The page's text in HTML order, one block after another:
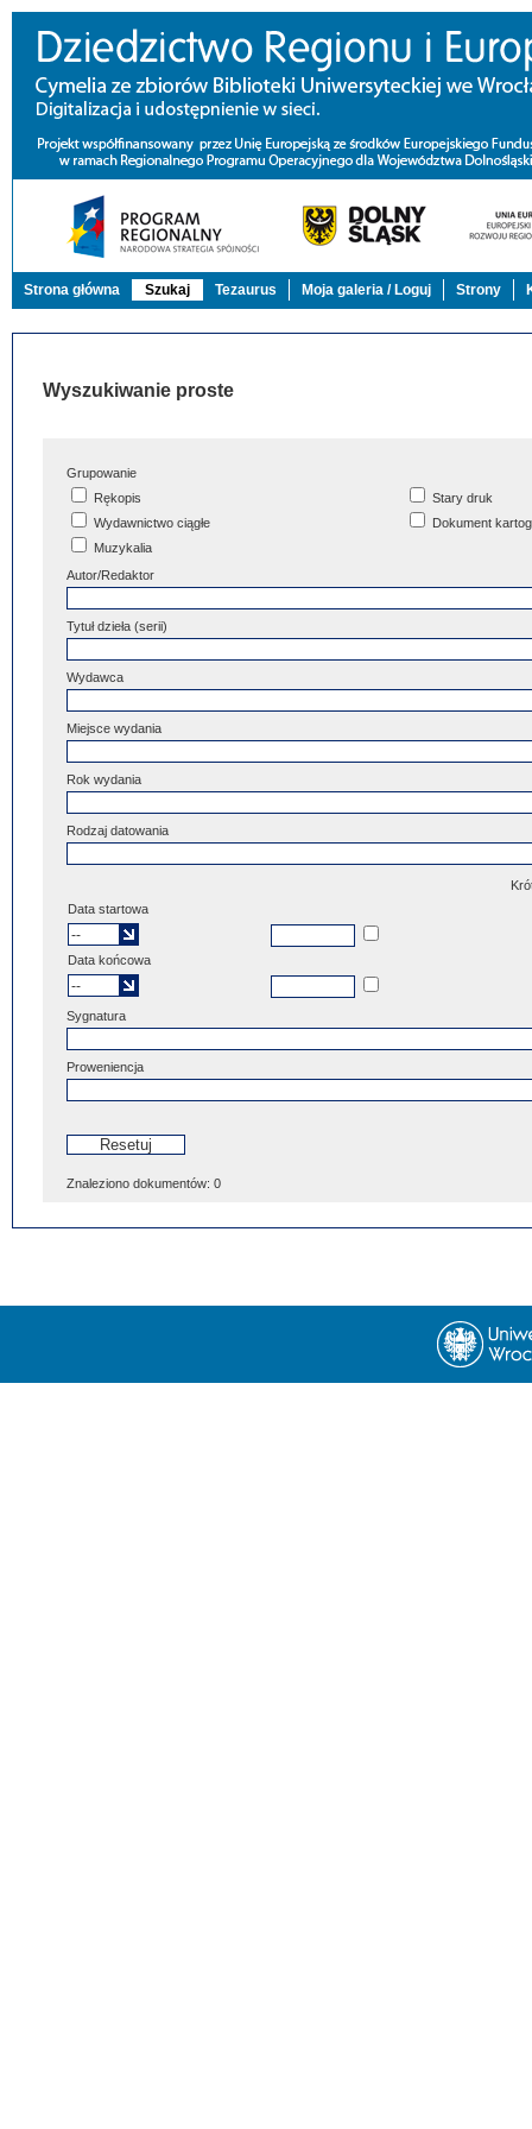
Strona główna Szukaj Tezaurus Moja galeria / Loguj Strony
Wyszukiwanie proste
Grupowanie
Rękopis
Stary druk
Wydawnictwo ciągłe
Dokument
Muzykalia
Autor/Redaktor
Tytuł dzieła (serii)
Wydawca
Miejsce wydania
Rok wydania
Rodzaj datowania
Data startowa
Data końcowa
Sygnatura
Proweniencja
Znaleziono dokumentów: 0